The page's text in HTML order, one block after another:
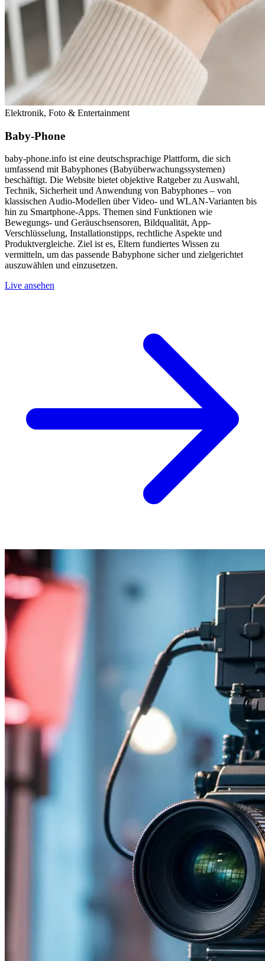
Elektronik, Foto & Entertainment
Baby-Phone
baby-phone.info ist eine deutschsprachige Plattform, die sich
umfassend mit Babyphones (Babyüberwachungssystemen)
beschäftigt. Die Website bietet objektive Ratgeber zu Auswahl,
Technik, Sicherheit und Anwendung von Babyphones – von
klassischen Audio-Modellen über Video- und WLAN-Varianten bis
hin zu Smartphone‑Apps. Themen sind Funktionen wie
Bewegungs‑ und Geräuschsensoren, Bildqualität, App-
Verschlüsselung, Installationstipps, rechtliche Aspekte und
Produktvergleiche. Ziel ist es, Eltern fundiertes Wissen zu
vermitteln, um das passende Babyphone sicher und zielgerichtet
auszuwählen und einzusetzen.
Live ansehen